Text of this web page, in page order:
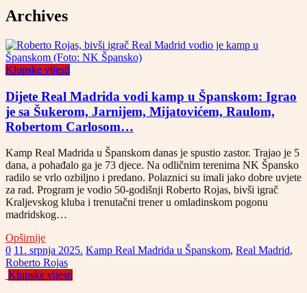
Archives
Klupske vijesti
Dijete Real Madrida vodi kamp u Španskom: Igrao
je sa Šukerom, Jarnijem, Mijatovićem, Raulom,
Robertom Carlosom…
Kamp Real Madrida u Španskom danas je spustio zastor. Trajao je 5
dana, a pohađalo ga je 73 djece. Na odličnim terenima NK Špansko
radilo se vrlo ozbiljno i predano. Polaznici su imali jako dobre uvjete
za rad. Program je vodio 50-godišnji Roberto Rojas, bivši igrač
Kraljevskog kluba i trenutačni trener u omladinskom pogonu
madridskog…
Opširnije
0 11. srpnja 2025. Kamp Real Madrida u Španskom, Real Madrid,
Roberto Rojas
Klupske vijesti